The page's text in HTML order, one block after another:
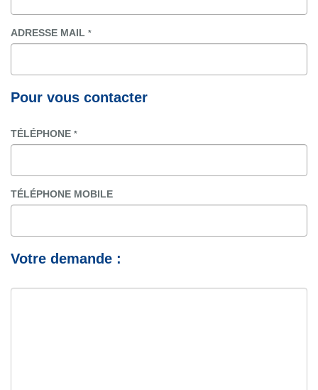
ADRESSE MAIL *
Pour vous contacter
TÉLÉPHONE *
TÉLÉPHONE MOBILE
Votre demande :